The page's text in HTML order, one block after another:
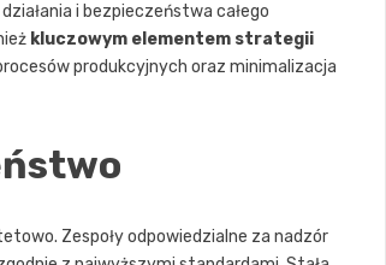
i bezpieczeństwa całego
kluczowym elementem strategii
produkcyjnych oraz minimalizacja
Zespoły odpowiedzialne za nadzór